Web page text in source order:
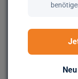
Baden-